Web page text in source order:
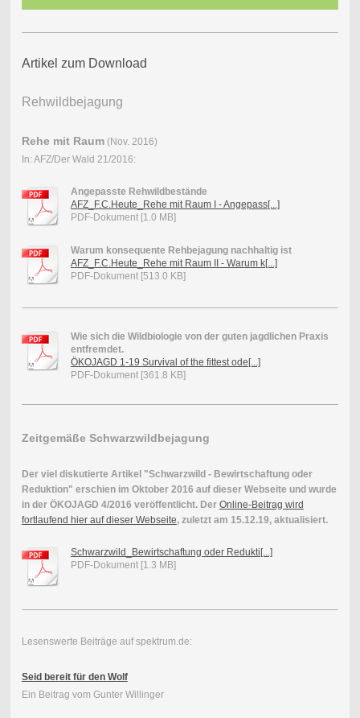
Artikel zum Download
Rehwildbejagung
Rehe mit Raum (Nov. 2016)
In: AFZ/Der Wald 21/2016:
Angepasste Rehwildbestände
AFZ_F.C.Heute_Rehe mit Raum I - Angepass[...]
PDF-Dokument [1.0 MB]
Warum konsequente Rehbejagung nachhaltig ist
AFZ_F.C.Heute_Rehe mit Raum II - Warum k[...]
PDF-Dokument [513.0 KB]
Wie sich die Wildbiologie von der guten jagdlichen Praxis
entfremdet.
ÖKOJAGD 1-19 Survival of the fittest ode[...]
PDF-Dokument [361.8 KB]
Zeitgemäße Schwarzwildbejagung
Der viel diskutierte Artikel "Schwarzwild - Bewirtschaftung oder
Reduktion" erschien im Oktober 2016 auf dieser Webseite und wurde
in der ÖKOJAGD 4/2016 veröffentlicht. Der Online-Beitrag wird
fortlaufend hier auf dieser Webseite, zuletzt am 15.12.19, aktualisiert.
Schwarzwild_Bewirtschaftung oder Redukti[...]
PDF-Dokument [1.3 MB]
Lesenswerte Beiträge auf spektrum.de:
Seid bereit für den Wolf
Ein Beitrag vom Gunter Willinger